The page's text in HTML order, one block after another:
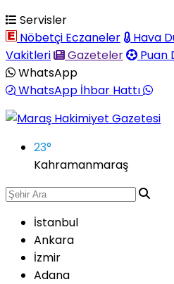
Servisler
Nöbetçi Eczaneler
Hava
Vakitleri
Gazeteler
Puan
WhatsApp
WhatsApp İhbar Hattı
23°
Kahramanmaraş
İstanbul
Ankara
İzmir
Adana